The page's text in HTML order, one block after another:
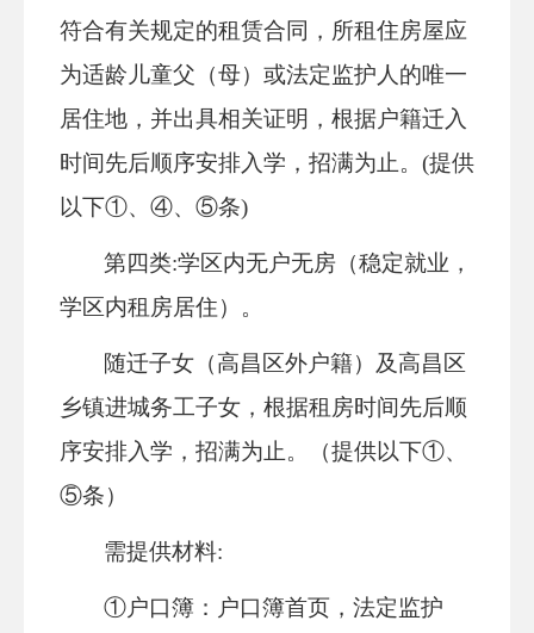
符合有关规定的租赁合同，所租住房屋应
为适龄儿童父（母）或法定监护人的唯一
居住地，并出具相关证明， 根据户籍迁入
时间先后顺序安排入学，招满为止。 (提供
以下①、④、⑤条)
第四类:学区内无户无房 （稳定就业，
学区内租房居住）。
随迁子女（高昌区外户籍）及高昌区
乡镇进城务工子女，根据租房时间先后顺
序安排入学，招满为止。（提供以下①、
⑤条）
需提供材料:
①户口簿：户口簿首页，法定监护